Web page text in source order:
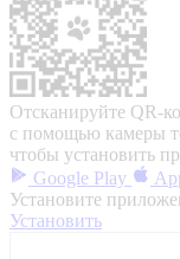
Отсканируйте QR-
с помощью камеры
чтобы установить
Google Play
Установите
Установить